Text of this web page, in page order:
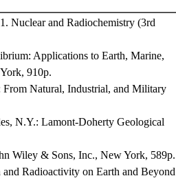
Nuclear and Radiochemistry (3rd
Applications to Earth, Marine,
910p.
Natural, Industrial, and Military
N.Y.: Lamont-Doherty Geological
Wiley & Sons, Inc., New York, 589p.
Radioactivity on Earth and Beyond